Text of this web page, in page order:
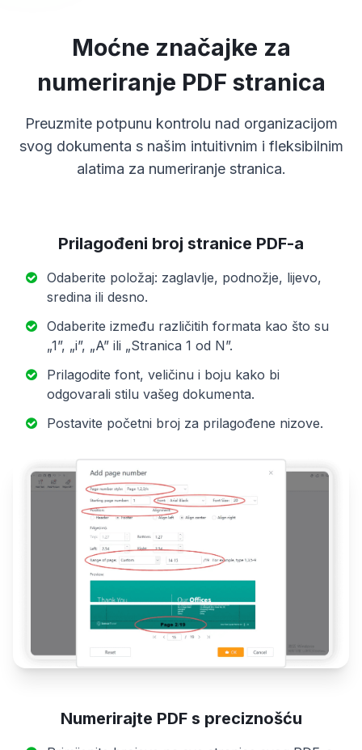
Moćne značajke za
numeriranje PDF stranica
Preuzmite potpunu kontrolu nad organizacijom
svog dokumenta s našim intuitivnim i fleksibilnim
alatima za numeriranje stranica.
Prilagođeni broj stranice PDF-a
Odaberite položaj: zaglavlje, podnožje, lijevo,
sredina ili desno.
Odaberite između različitih formata kao što su
„1”, „i”, „A” ili „Stranica 1 od N”.
Prilagodite font, veličinu i boju kako bi
odgovarali stilu vašeg dokumenta.
Postavite početni broj za prilagođene nizove.
Numerirajte PDF s preciznošću